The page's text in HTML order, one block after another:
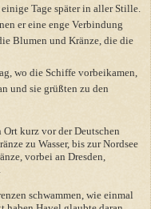
Tage später in aller Stille.
er eine enge Verbindung
Blumen und Kränze, die die
wo die Schiffe vorbeikamen,
und sie grüßten zu den
kurz vor der Deutschen
zu Wasser, bis zur Nordsee
vorbei an Dresden,
schwammen, wie einmal